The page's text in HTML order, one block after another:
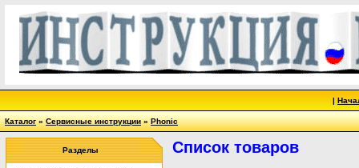
|
Каталог»Сервисные инструкции»Phonic
Разделы Список товаров